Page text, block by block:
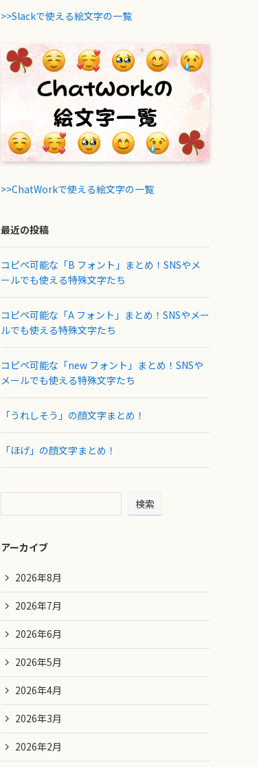
>>Slackで使える絵文字の一覧
>>ChatWorkで使える絵文字の一覧
最近の投稿
コピペ可能な「B フォント」まとめ！SNSやメ
ールでも使える特殊文字たち
コピペ可能な「A フォント」まとめ！SNSやメー
ルでも使える特殊文字たち
コピペ可能な「new フォント」まとめ！SNSや
メールでも使える特殊文字たち
「うれしそう」の顔文字まとめ！
「ほげ」の顔文字まとめ！
検索
アーカイブ
2026年8月
2026年7月
2026年6月
2026年5月
2026年4月
2026年3月
2026年2月